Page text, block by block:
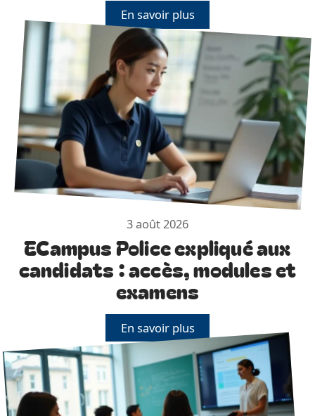
En savoir plus
3 août 2026
ECampus Police expliqué aux
candidats : accès, modules et
examens
En savoir plus